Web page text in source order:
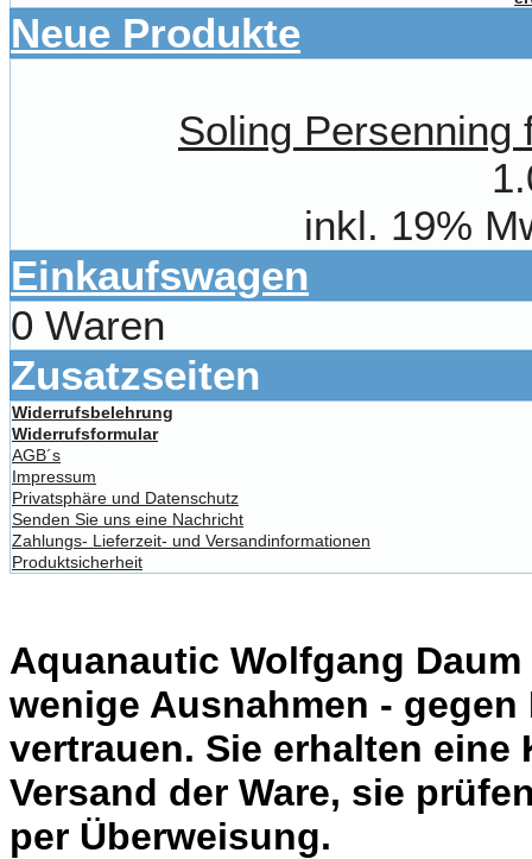
Neue Produkte
Soling Persenning
inkl. 19%
Einkaufswagen
0 Waren
Zusatzseiten
Widerrufsbelehrung
Widerrufsformular
AGB´s
Impressum
Privatsphäre und Datenschutz
Senden Sie uns eine Nachricht
Zahlungs- Lieferzeit- und Versandinformationen
Produktsicherheit
Aquanautic Wolfgang
wenige Ausnahmen -
vertrauen. Sie erhalten
Versand der Ware, sie
per Überweisung.